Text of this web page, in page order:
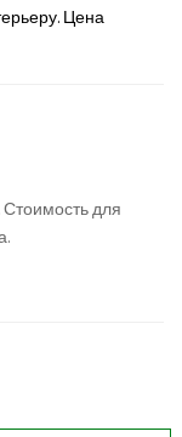
Цена
Стоимость для